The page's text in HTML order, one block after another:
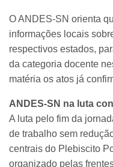
O ANDES-SN orienta
informações locais
respectivos estados,
da categoria docente
matéria os atos já
ANDES-SN na luta
A luta pelo fim da
de trabalho sem
centrais do Plebiscito
organizado pelas